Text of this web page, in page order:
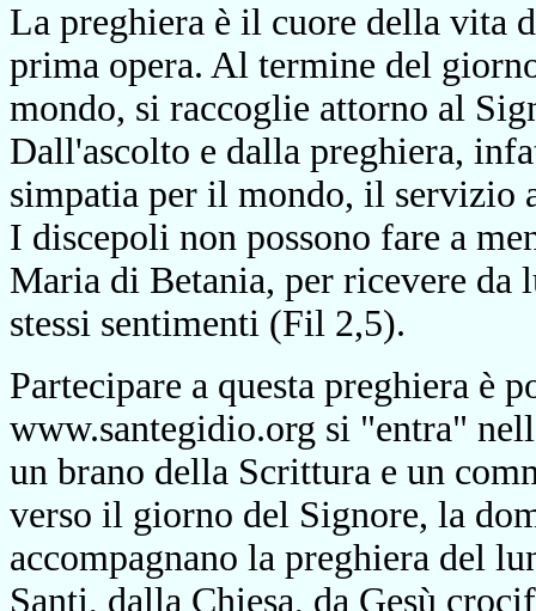
La preghiera è il cuore della vita
prima opera. Al termine del
mondo, si raccoglie attorno al
Dall'ascolto e dalla preghiera,
simpatia per il mondo, il servizio
I discepoli non possono fare a
Maria di Betania, per ricevere da
stessi sentimenti (Fil 2,5).
Partecipare a questa preghiera è
www.santegidio.org si "entra"
un brano della Scrittura e un
verso il giorno del Signore, la
accompagnano la preghiera del
Santi, dalla Chiesa, da Gesù